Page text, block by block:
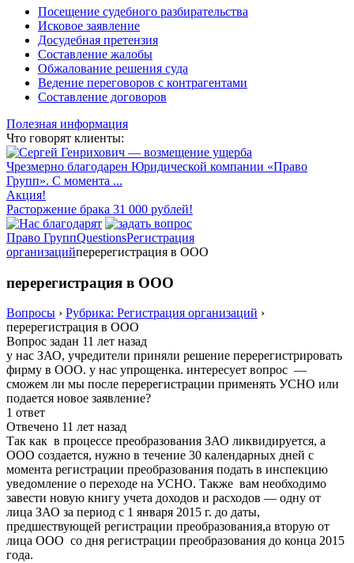
Посещение судебного разбирательства
Исковое заявление
Досудебная претензия
Составление жалобы
Обжалование решения суда
Ведение переговоров с контрагентами
Составление договоров
Полезная информация
Что говорят клиенты:
Чрезмерно благодарен Юридической компании «Право
Групп». С момента ...
Акция!
Расторжение брака 31 000 рублей!
Право ГруппQuestionsРегистрация
организацийперерегистрация в ООО
перерегистрация в ООО
Вопросы › Рубрика: Регистрация организаций ›
перерегистрация в ООО
Вопрос задан 11 лет назад
у нас ЗАО, учредители приняли решение перерегистрировать
фирму в ООО. у нас упрощенка. интересует вопрос —
сможем ли мы после перерегистрации применять УСНО или
подается новое заявление?
1 ответ
Отвечено 11 лет назад
Так как в процессе преобразования ЗАО ликвидируется, а
ООО создается, нужно в течение 30 календарных дней с
момента регистрации преобразования подать в инспекцию
уведомление о переходе на УСНО. Также вам необходимо
завести новую книгу учета доходов и расходов — одну от
лица ЗАО за период с 1 января 2015 г. до даты,
предшествующей регистрации преобразования,а вторую от
лица ООО со дня регистрации преобразования до конца 2015
года.